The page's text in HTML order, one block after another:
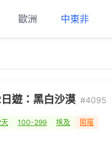
歐洲 中東非
遊：黑白沙漠 #4095
天 100-299 埃及 開羅